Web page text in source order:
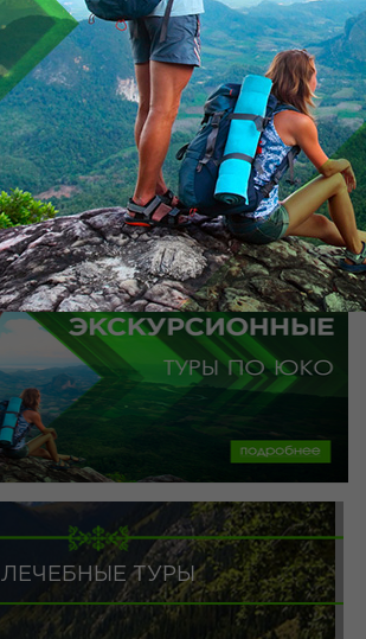
подробнее
ЛЕЧЕБНЫЕ ТУРЫ